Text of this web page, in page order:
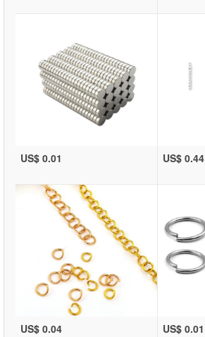
US$ 0.01 US$ 0.44
US$ 0.04 US$ 0.01